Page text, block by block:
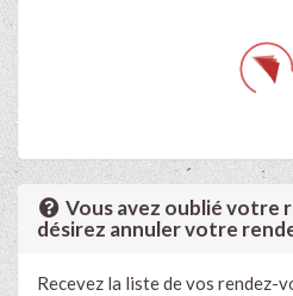
Vous avez oublié votre
désirez annuler votre
Recevez la liste de vos rendez-